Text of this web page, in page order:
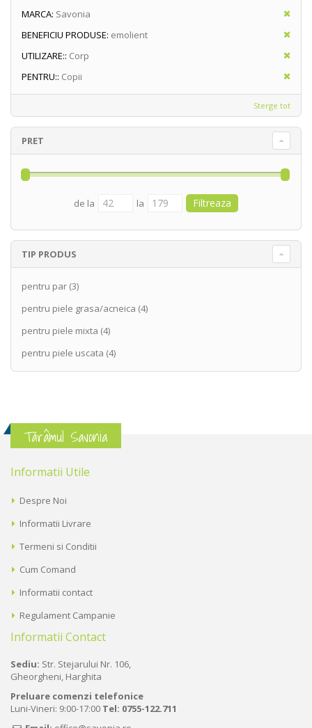
MARCA: Savonia
BENEFICIU PRODUSE: emolient
UTILIZARE:: Corp
PENTRU:: Copii
Sterge tot
PRET
de la la
TIP PRODUS
pentru par (3)
pentru piele grasa/acneica (4)
pentru piele mixta (4)
pentru piele uscata (4)
Tărâmul Savonia
Informatii Utile
Despre Noi
Informatii Livrare
Termeni si Conditii
Cum Comand
Informatii contact
Regulament Campanie
Informatii Contact
Sediu: Str. Stejarului Nr. 106,
Gheorgheni, Harghita
Preluare comenzi telefonice
Luni-Vineri: 9:00-17:00 Tel: 0755-122.711